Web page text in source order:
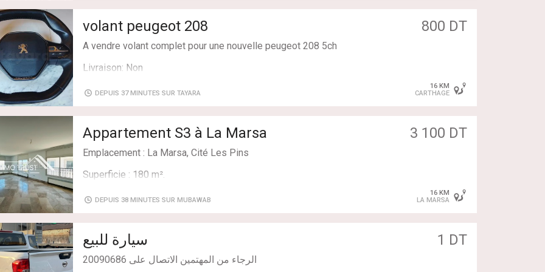
Livraison: Oui
volant peugeot 208 800 DT
A vendre volant complet pour une nouvelle peugeot 208 5ch
Livraison: Non
DEPUIS 37 MINUTES SUR TAYARA
16 KM
CARTHAGE
Appartement S3 à La Marsa 3 100 DT
Emplacement : La Marsa, Cité Les Pins
Superficie : 180 m².
Etage : 1er étage
Etat : Vide
Composition :
DEPUIS 38 MINUTES SUR MUBAWAB
16 KM
LA MARSA
سيارة للبيع 1 DT